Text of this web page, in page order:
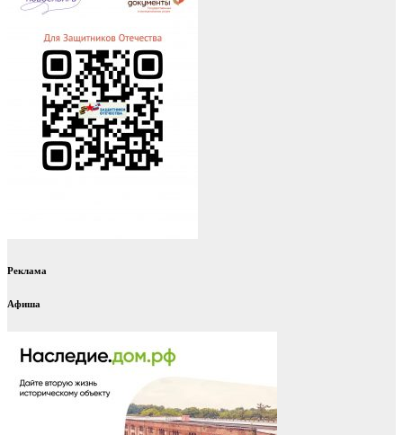
Реклама
Афиша